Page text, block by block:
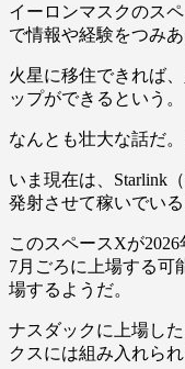
イーロンマスクのス
で情報や経験をつみ
火星に移住できれば
ップができるという。
なんとも壮大な話だ
いま現在は、Starlink
発射させて稼いでい
このスペースXが
7月ごろに上場する可
場するようだ。
ナスダックに上場し
クスには組み入れられ